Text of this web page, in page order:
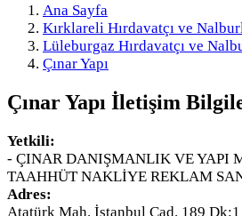
Ana Sayfa
Kırklareli Hırdavatçı ve
Lüleburgaz Hırdavatçı ve
Çınar Yapı
Çınar Yapı İletişim
Yetkili:
- ÇINAR DANIŞMANLIK VE YAPI
TAAHHÜT NAKLİYE REKLAM
Adres:
Atatürk Mah. İstanbul Cad. 189 Dk:1